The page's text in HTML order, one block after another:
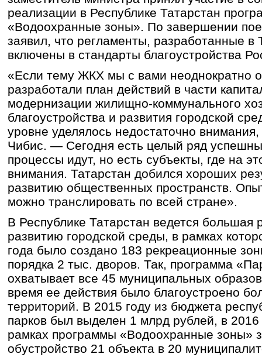
реализации в Республике Татарстан
«Водоохранные зоны». По завершении
заявил, что регламенты, разработанные в
включены в стандарты благоустройства
«Если тему ЖКХ мы с вами неоднократно
разработали план действий в части
модернизации жилищно-коммунального
благоустройства и развития городской
уровне уделялось недостаточно
Чибис. — Сегодня есть целый ряд
процессы идут, но есть субъекты, где на
внимания. Татарстан добился хороших
развитию общественных пространств.
можно транслировать по всей стране».
В Республике Татарстан ведется большая
развитию городской среды, в рамках
года было создано 183 рекреационные
порядка 2 тыс. дворов. Так, программа
охватывает все 45 муниципальных
время ее действия было благоустроено
территорий. В 2015 году из бюджета
парков был выделен 1 млрд рублей, в
рамках программы «Водоохранные зоны»
обустройство 21 объекта в 20